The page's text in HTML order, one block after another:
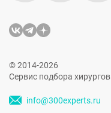
© 2014-2026
Сервис подбора хирургов
info@300experts.ru